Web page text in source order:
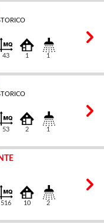
43 1 1
53 2 1
516 10 2